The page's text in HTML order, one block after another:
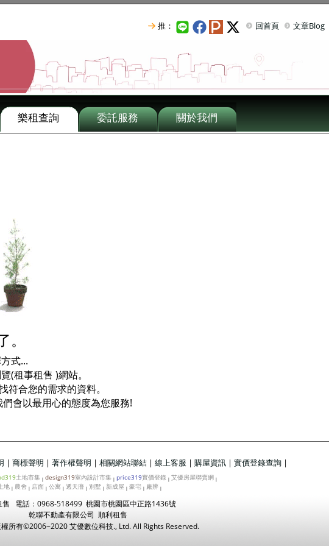
推： 回首頁 文章Blog
樂租查詢 委託服務 關於我們
式...
(租事租售 )網站。
符合您的需求的資料。
們會以最用心的態度為您服務!
| 商標聲明 | 著作權聲明 | 相關網站聯結 | 線上客服 | 購屋資訊 | 實價登錄查詢 |
土地市集 | design319室內設計市集 | price319實價登錄 | 艾優房屋聯賣網 |
地 | 農舍 | 店面 | 公寓 | 透天庴 | 別墅 | 新成屋 | 豪宅 | 廠辨 |
售 電話：0968-518499 桃園市桃園區中正路1436號
乾聯不動產有限公司 順利租售
權所有©2006~2020艾優數位科技., Ltd. All Rights Reserved.